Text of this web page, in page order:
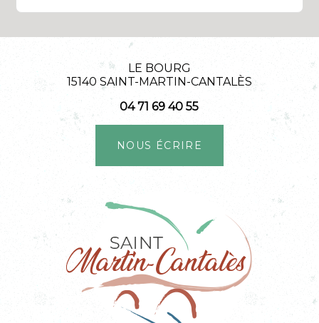
LE BOURG
15140 SAINT-MARTIN-CANTALÈS
04 71 69 40 55
NOUS ÉCRIRE